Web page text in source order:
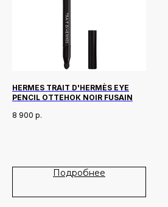
HERMES TRAIT D'HERMÈS EYE
PENCIL ОТТЕНОК NOIR FUSAIN
8 900 р.
ПодробнееО нас
Лидеры продаж
Скидки